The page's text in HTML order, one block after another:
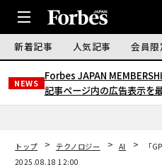
新着記事 人気記事 会員
NEWS
Forbes JAPAN
記事ページ内の広告表示を
トップ テクノロジー AI
「
2025.08.18 12:00